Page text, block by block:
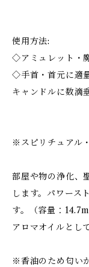
使用方法:
◇アミュレット・
◇手首・首元に適
キャンドルに数滴
※スピリチュアル
部屋や物の浄化、
します。パワース
す。（容量：
アロマオイルとし
※香油のため匂い